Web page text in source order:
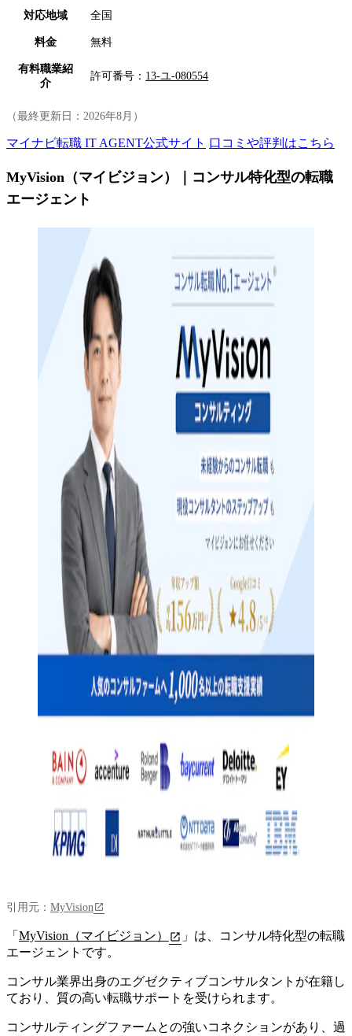
対応地域 全国
料金 無料
有料職業紹
介
許可番号： 13-ユ-080554
（最終更新日： 2026年8月 ）
マイナビ転職 IT AGENT公式サイト 口コミや評判はこちら
MyVision（マイビジョン）｜コンサル特化型の転職
エージェント
引用元： MyVision
「 MyVision（マイビジョン） 」は、
コンサル特化型の転職
エージェント です。
コンサル業界出身のエグゼクティブコンサルタントが在籍し
ており、質の高い転職サポートを受けられます。
コンサルティングファームとの強いコネクションがあり、過